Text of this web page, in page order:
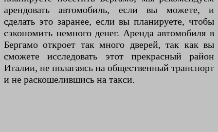
арендовать автомобиль, если вы можете, и
сделать это заранее, если вы планируете, чтобы
сэкономить немного денег. Аренда автомобиля в
Бергамо откроет так много дверей, так как вы
сможете исследовать этот прекрасный район
Италии, не полагаясь на общественный транспорт
и не раскошелившись на такси.